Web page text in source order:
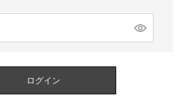
ログイン